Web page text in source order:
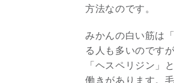
方法なのです。
みかんの白い筋は
る人も多いのです
「ヘスペリジン」
働きがあります。